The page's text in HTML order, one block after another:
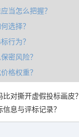
当怎么把握？
选择？
行为？
密风险？
格权重？
对撕开虚假投标画皮？
息与评标记录？